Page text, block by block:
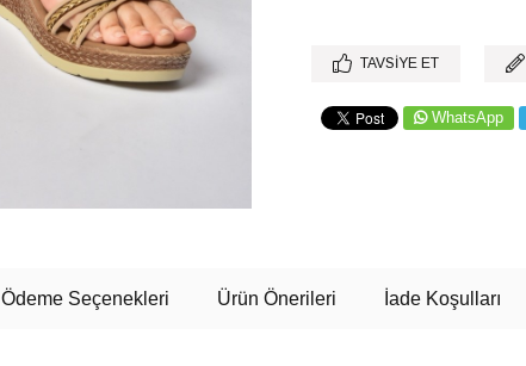
TAVSIYE ET
WhatsApp
Ödeme Seçenekleri Ürün Önerileri İade Koşulları